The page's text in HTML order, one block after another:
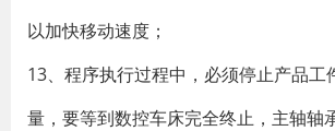
以加快移动速度；
13、程序执行过程中，必须停止产品工
量，要等到数控车床完全终止，主轴轴